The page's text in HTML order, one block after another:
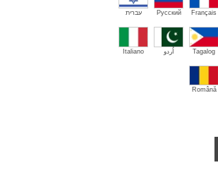
Français
Русский עברית
Tagalog اُردو Italiano
Română